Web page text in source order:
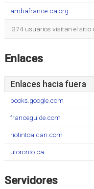
ambafrance-ca.org
374 usuarios visitan el sitio
Enlaces
Enlaces hacia fuera
books.google.com
franceguide.com
riotintoalcan.com
utoronto.ca
Servidores